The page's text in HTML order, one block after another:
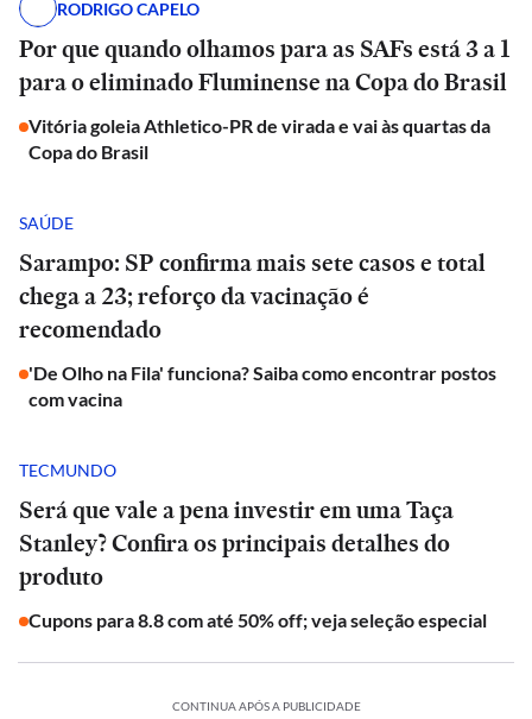
RODRIGO CAPELO
Por que quando olhamos para as SAFs está 3 a 1
para o eliminado Fluminense na Copa do Brasil
Vitória goleia Athletico-PR de virada e vai às quartas da
Copa do Brasil
SAÚDE
Sarampo: SP confirma mais sete casos e total
chega a 23; reforço da vacinação é
recomendado
'De Olho na Fila' funciona? Saiba como encontrar postos
com vacina
TECMUNDO
Será que vale a pena investir em uma Taça
Stanley? Confira os principais detalhes do
produto
Cupons para 8.8 com até 50% off; veja seleção especial
CONTINUA APÓS A PUBLICIDADE